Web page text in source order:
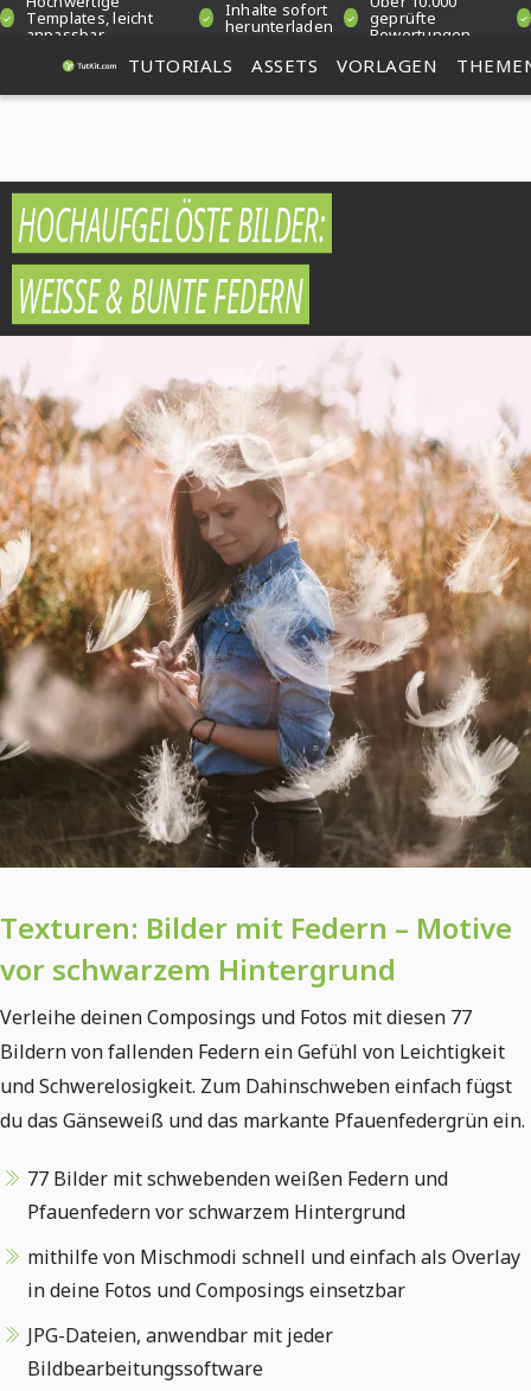
Templates, leicht
anpassbar
Inhalte sofort
herunterladen geprüfte
Bewertungen
TUTORIALS ASSETS VORLAGEN
HOCHAUFGELÖSTE BILDER:
WEISSE & BUNTE FEDERN
Texturen: Bilder mit Federn – Motive
vor schwarzem Hintergrund
Verleihe deinen Composings und Fotos mit diesen 77
Bildern von fallenden Federn ein Gefühl von Leichtigkeit
und Schwerelosigkeit. Zum Dahinschweben einfach fügst
du das Gänseweiß und das markante Pfauenfedergrün ein.
77 Bilder mit schwebenden weißen Federn und
Pfauenfedern vor schwarzem Hintergrund
mithilfe von Mischmodi schnell und einfach als Overlay
in deine Fotos und Composings einsetzbar
JPG-Dateien, anwendbar mit jeder
Bildbearbeitungssoftware